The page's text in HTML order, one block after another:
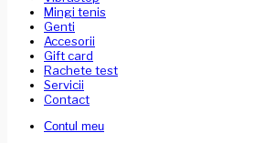
Mingi tenis
Genti
Accesorii
Gift card
Rachete test
Servicii
Contact
Contul meu